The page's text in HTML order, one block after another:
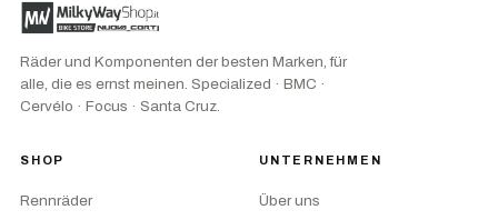
Räder und Komponenten der besten Marken, für
alle, die es ernst meinen. Specialized · BMC ·
Cervélo · Focus · Santa Cruz.
SHOP
Rennräder
UNTERNEHMEN
Über uns